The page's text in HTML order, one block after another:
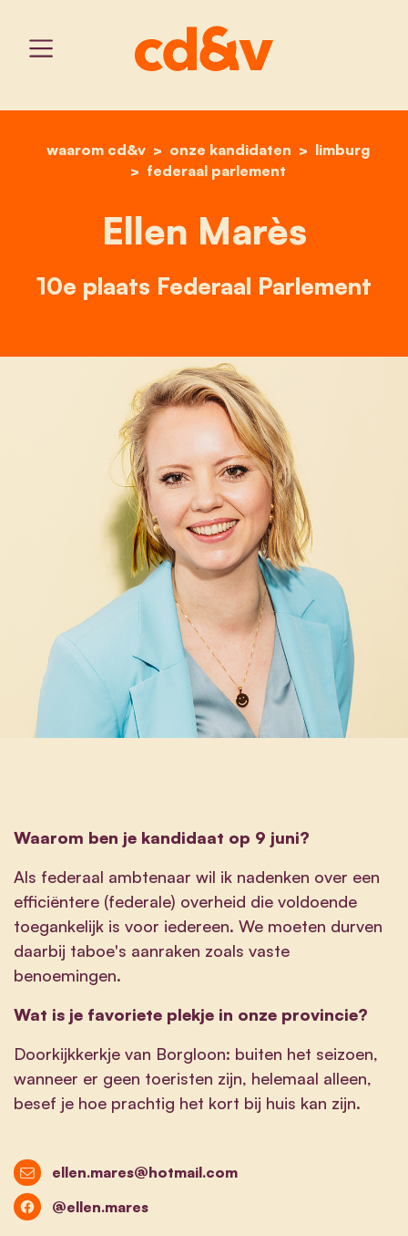
home
waarom cd&v onze kandidaten
limburg
federaal parlement
ellen marès
Ellen Marès
10e plaats Federaal Parlement
Waarom ben je kandidaat op 9 juni?
Als federaal ambtenaar wil ik nadenken over een
efficiëntere (federale) overheid die voldoende
toegankelijk is voor iedereen. We moeten durven
daarbij taboe's aanraken zoals vaste
benoemingen.
Wat is je favoriete plekje in onze provincie?
Doorkijkkerkje van Borgloon: buiten het seizoen,
wanneer er geen toeristen zijn, helemaal alleen,
besef je hoe prachtig het kort bij huis kan zijn.
ellen.mares@hotmail.com
@ellen.mares